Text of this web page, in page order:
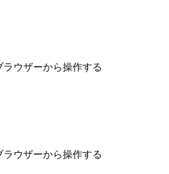
ウザーから操作する
ウザーから操作する